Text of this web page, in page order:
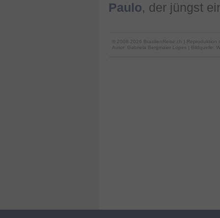
Paulo, der jüngst
© 2008-2026 BrasilienReise.ch | Reproduktion
Autor: Gabriela Bergmaier Lopes | Bildquelle: